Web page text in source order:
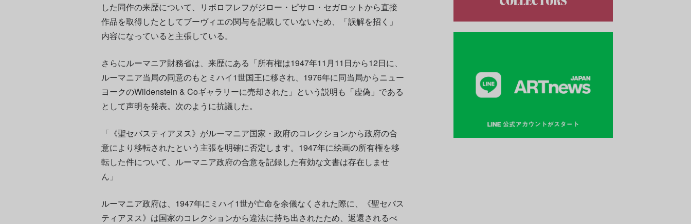
した同作の来歴について、リボロフレフがジロー・ピサロ・セガロットから直接
作品を取得したとしてブーヴィエの関与を記載していないため、「誤解を招く」
内容になっていると主張している。
さらにルーマニア財務省は、来歴にある「所有権は1947年11月11日から12日に、
ルーマニア当局の同意のもとミハイ1世国王に移され、1976年に同当局からニュー
ヨークのWildenstein & Coギャラリーに売却された」という説明も「虚偽」である
として声明を発表。次のように抗議した。
「《聖セバスティアヌス》がルーマニア国家・政府のコレクションから政府の合
意により移転されたという主張を明確に否定します。1947年に絵画の所有権を移
転した件について、ルーマニア政府の合意を記録した有効な文書は存在しませ
ん」
ルーマニア政府は、1947年にミハイ1世が亡命を余儀なくされた際に、《聖セバス
ティアヌス》は国家のコレクションから違法に持ち出されたため、返還されるべ